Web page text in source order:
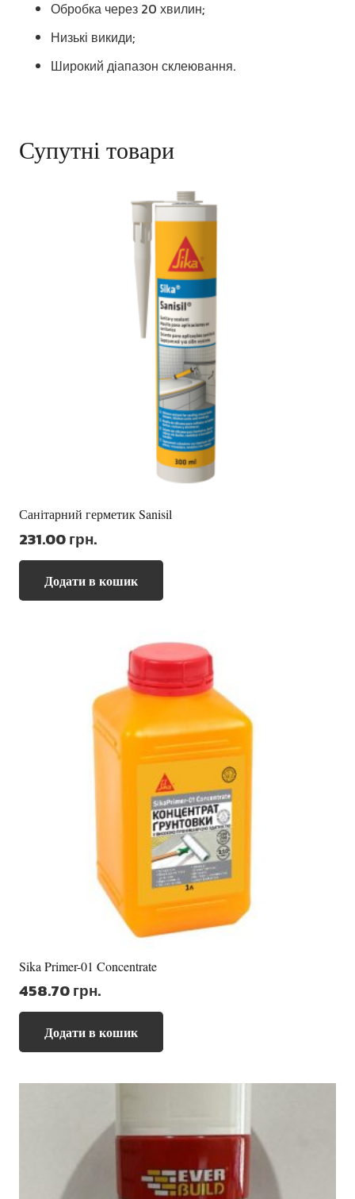
Обробка через 20 хвилин;
Низькі викиди;
Широкий діапазон склеювання.
Супутні товари
Санітарний герметик Sanisil
231.00грн.
Додати в кошик
Sika Primer-01 Concentrate
458.70грн.
Додати в кошик